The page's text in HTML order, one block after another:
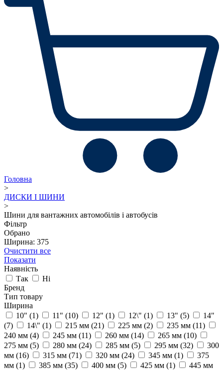
Головна
>
ДИСКИ І ШИНИ
>
Шини для вантажних автомобілів і автобусів
Фільтр
Обрано
Ширина: 375
Очистити все
Показати
Наявність
Так
Ні
Бренд
Тип товару
Ширина
10" (1) 11" (10) 12" (1) 12\" (1) 13" (5)
14"
(7)
14\" (1) 215 мм (21) 225 мм (2) 235 мм (11)
240 мм (4) 245 мм (11) 260 мм (14) 265 мм (10)
275 мм (5) 280 мм (24) 285 мм (5) 295 мм (32)
300
мм (16) 315 мм (71) 320 мм (24) 345 мм (1)
375
мм (1) 385 мм (35) 400 мм (5) 425 мм (1)
445 мм